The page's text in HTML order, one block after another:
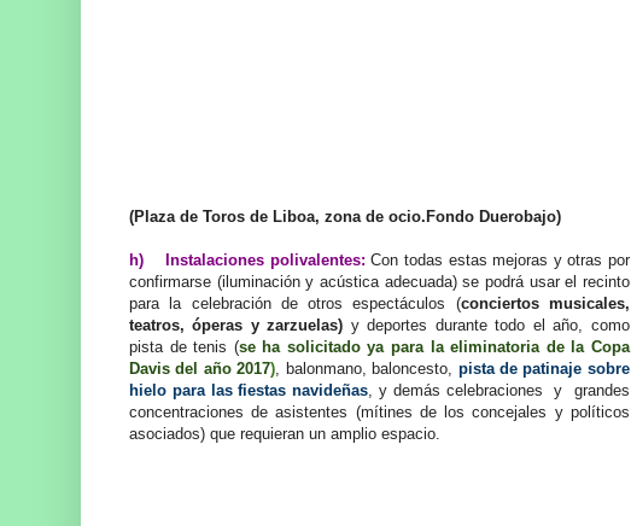
(Plaza de Toros de Liboa, zona de ocio.Fondo Duerobajo)
h) Instalaciones polivalentes: Con todas estas mejoras y otras por
confirmarse (iluminación y acústica adecuada) se podrá usar el recinto
para la celebración de otros espectáculos (conciertos musicales,
teatros, óperas y zarzuelas) y deportes durante todo el año, como
pista de tenis (se ha solicitado ya para la eliminatoria de la Copa
Davis del año 2017) , balonmano, baloncesto, pista de patinaje sobre
hielo para las fiestas navideñas , y demás celebraciones y grandes
concentraciones de asistentes (mítines de los concejales y políticos
asociados) que requieran un amplio espacio.